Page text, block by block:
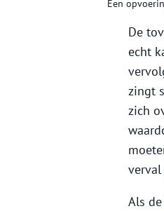
Een
De
echt
zingt
zich
Als